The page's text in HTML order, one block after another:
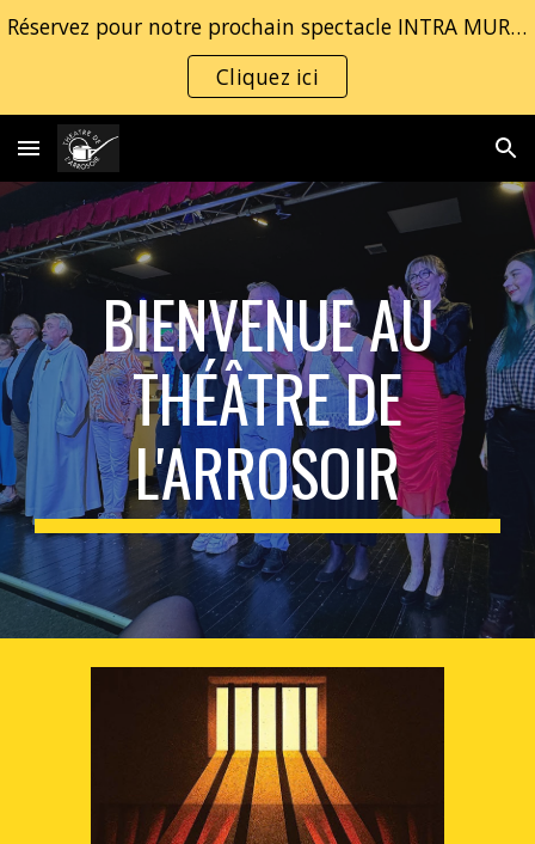
Skip to main content
Réservez pour notre prochain spectacle INTRA MUROS
Cliquez ici
BIENVENUE AU
THÉÂTRE DE
L'ARROSOIR